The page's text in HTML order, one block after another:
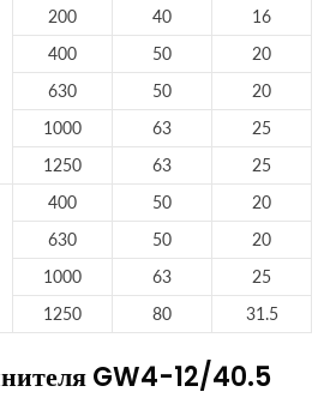
200 40
16
400
50
20
630
50
20
1000
63
25
1250
63 25
400 50
20
630
50
20
1000
63
25
1250
80 31.5
GW4-12/40.5